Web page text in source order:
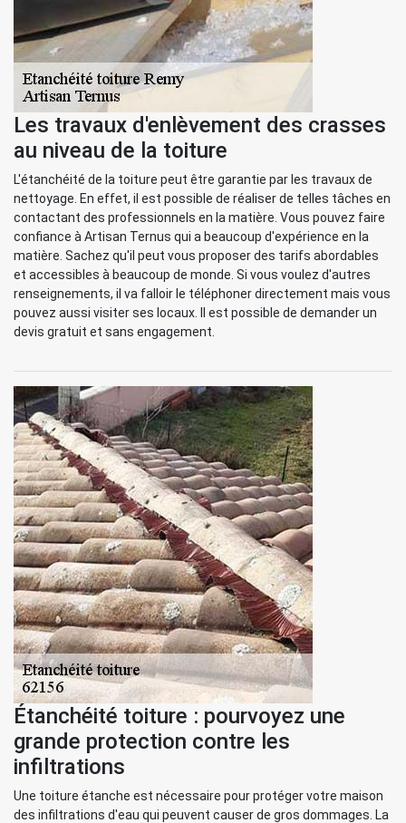
Les travaux d'enlèvement des crasses
au niveau de la toiture
L'étanchéité de la toiture peut être garantie par les travaux de
nettoyage. En effet, il est possible de réaliser de telles tâches en
contactant des professionnels en la matière. Vous pouvez faire
confiance à Artisan Ternus qui a beaucoup d'expérience en la
matière. Sachez qu'il peut vous proposer des tarifs abordables
et accessibles à beaucoup de monde. Si vous voulez d'autres
renseignements, il va falloir le téléphoner directement mais vous
pouvez aussi visiter ses locaux. Il est possible de demander un
devis gratuit et sans engagement.
Étanchéité toiture : pourvoyez une
grande protection contre les
infiltrations
Une toiture étanche est nécessaire pour protéger votre maison
des infiltrations d'eau qui peuvent causer de gros dommages. La